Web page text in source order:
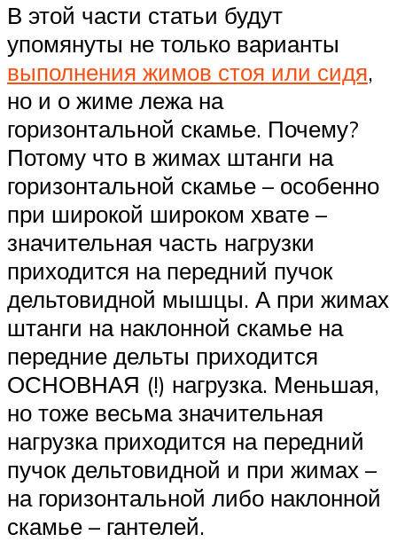
В этой части статьи будут
упомянуты не только варианты
выполнения жимов стоя или сидя,
но и о жиме лежа на
горизонтальной скамье. Почему?
Потому что в жимах штанги на
горизонтальной скамье – особенно
при широкой широком хвате –
значительная часть нагрузки
приходится на передний пучок
дельтовидной мышцы. А при жимах
штанги на наклонной скамье на
передние дельты приходится
ОСНОВНАЯ (!) нагрузка. Меньшая,
но тоже весьма значительная
нагрузка приходится на передний
пучок дельтовидной и при жимах –
на горизонтальной либо наклонной
скамье – гантелей.